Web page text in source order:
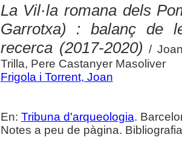
La Vil·la romana dels
Garrotxa) : balanç de
recerca (2017-2020) /
Trilla, Pere Castanyer Masoliver
Frigola i Torrent, Joan
En: Tribuna d'arqueologia.
Notes a peu de pàgina.